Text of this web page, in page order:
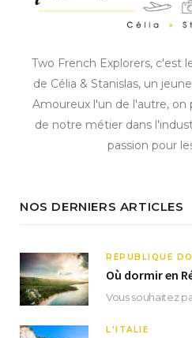
Two French Explorers, c'est
de Célia & Stanislas, un
Amoureux l'un de l'autre, on
de notre métier dans
passion pour
NOS DERNIERS ARTICLES
RÉPUBLIQUE
Où dormir en
L'ITALIE